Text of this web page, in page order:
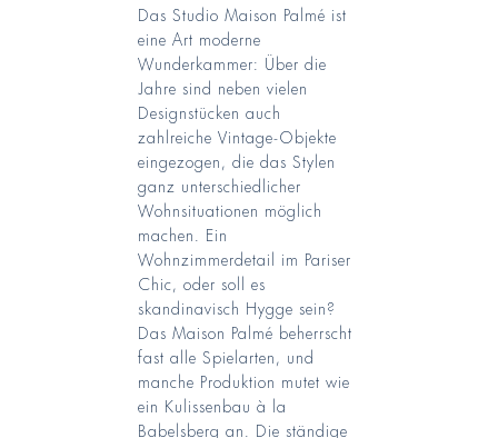
Das Studio Maison Palmé ist
eine Art moderne
Wunderkammer: Über die
Jahre sind neben vielen
Designstücken auch
zahlreiche Vintage-Objekte
eingezogen, die das Stylen
ganz unterschiedlicher
Wohnsituationen möglich
machen. Ein
Wohnzimmerdetail im Pariser
Chic, oder soll es
skandinavisch Hygge sein?
Das Maison Palmé beherrscht
fast alle Spielarten, und
manche Produktion mutet wie
ein Kulissenbau à la
Babelsberg an. Die ständige